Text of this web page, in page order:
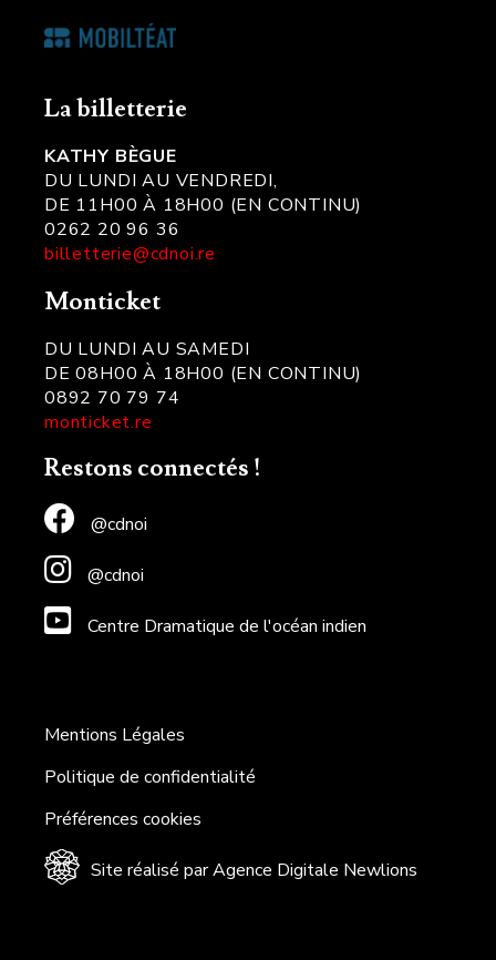
La billetterie
KATHY BÈGUE
DU LUNDI AU VENDREDI,
DE 11H00 À 18H00 (EN CONTINU)
0262 20 96 36
billetterie@cdnoi.re
Monticket
DU LUNDI AU SAMEDI
DE 08H00 À 18H00 (EN CONTINU)
0892 70 79 74
monticket.re
Restons connectés !
@cdnoi
@cdnoi
Centre Dramatique de l'océan indien
Mentions Légales
Politique de confidentialité
Préférences cookies
Site réalisé par Agence Digitale Newlions